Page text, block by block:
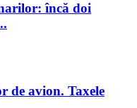
încă doi
de avion. Taxele